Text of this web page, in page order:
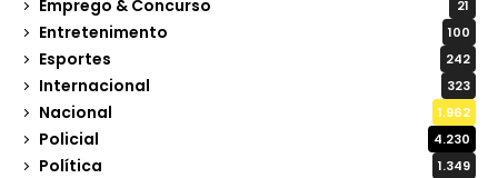
Emprego & Concurso 21
Entretenimento 100
Esportes 242
Internacional 323
Nacional 1.962
Policial 4.230
Política 1.349